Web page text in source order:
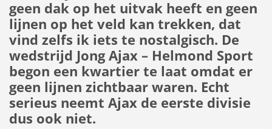
geen dak op het uitvak heeft en geen
lijnen op het veld kan trekken, dat
vind zelfs ik iets te nostalgisch. De
wedstrijd Jong Ajax – Helmond Sport
begon een kwartier te laat omdat er
geen lijnen zichtbaar waren. Echt
serieus neemt Ajax de eerste divisie
dus ook niet.